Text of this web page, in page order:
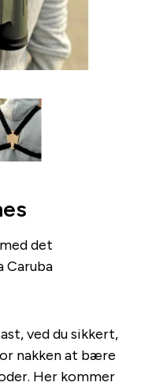
det
Caruba
ved du sikkert,
nakken at bære
Her kommer